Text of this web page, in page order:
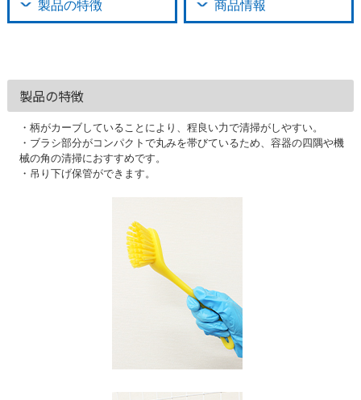
製品の特徴 商品情報
製品の特徴
・柄がカーブしていることにより、程良い力で清掃がしやすい。
・ブラシ部分がコンパクトで丸みを帯びているため、容器の四隅や機
械の角の清掃におすすめです。
・吊り下げ保管ができます。